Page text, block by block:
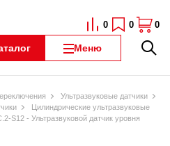
Меню
0 0 0
Ультразвуковые датчики
Цилиндрические ультразвуковые
S12 - Ультразвуковой датчик уровня